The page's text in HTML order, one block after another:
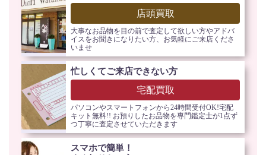
店頭買取
大事なお品物を目の前で査定して欲しい方やアドバ
イスをお聞きになりたい方、お気軽にご来店くださ
いませ
忙しくてご来店できない方
宅配買取
パソコンやスマートフォンから24時間受付OK!宅配
キット無料!! お預りしたお品物を専門鑑定士が1点ず
つ丁寧に査定させていただきます
スマホで簡単！